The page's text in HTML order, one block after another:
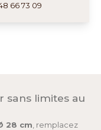
66 73 09
sans limites au
28 cm , remplacez